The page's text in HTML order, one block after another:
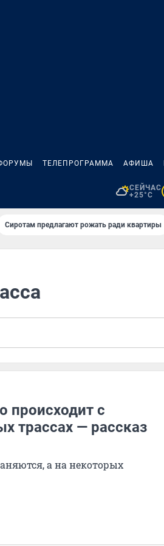
ТЕЛЕПРОГРАММА АФИША
СЕЙЧАС
+25°C
Сиротам предлагают рожать ради квартиры
происходит с
трассах — рассказ
а на некоторых